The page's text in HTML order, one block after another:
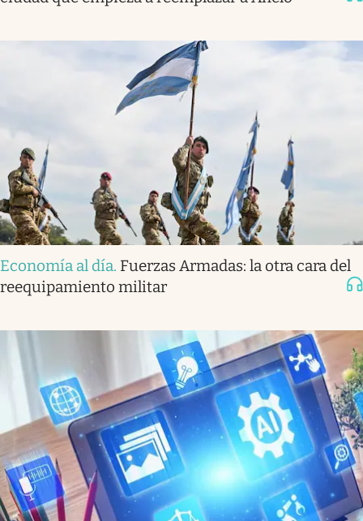
Economía al día. Fuerzas Armadas: la otra cara del
reequipamiento militar